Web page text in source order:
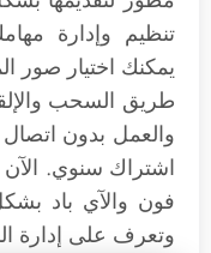
تنظيم وإدارة
يمكنك اختيار صور
طريق السحب
والعمل بدون اتصال
اشتراك سنوي.
فون والآي باد
وتعرف على إدارة